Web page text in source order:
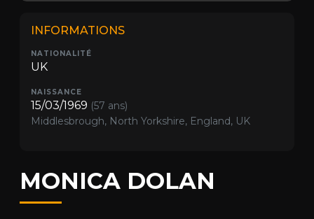
INFORMATIONS
NATIONALITÉ
UK
NAISSANCE
15/03/1969 (57 ans)
Middlesbrough, North Yorkshire, England, UK
MONICA DOLAN